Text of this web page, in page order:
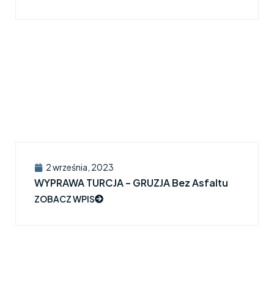
2 września, 2023
WYPRAWA TURCJA – GRUZJA Bez Asfaltu
ZOBACZ WPIS